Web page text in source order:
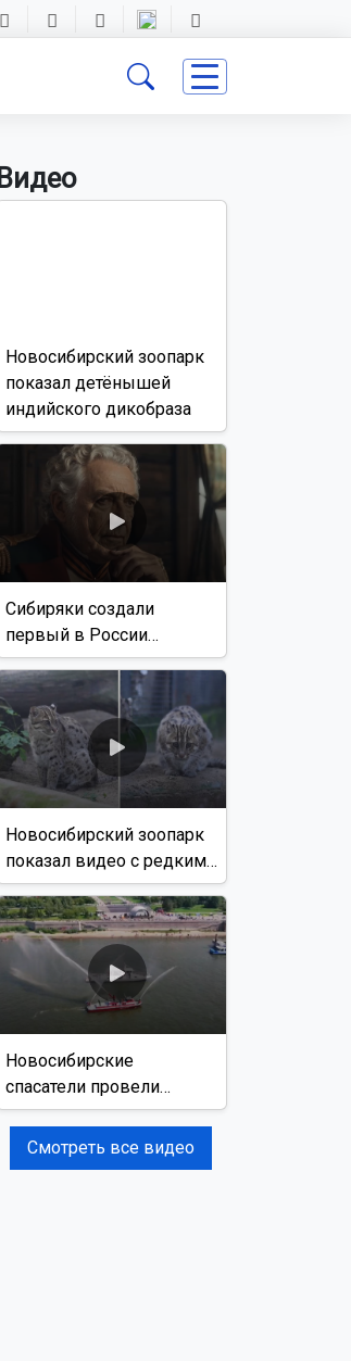
Видео
Новосибирский зоопарк
показал детёнышей
индийского дикобраза
Сибиряки создали
первый в России
документальный фильм
с использованием ИИ
Новосибирский зоопарк
показал видео с редким
виверровым котом
Новосибирские
спасатели провели
учения на реке Обь
Смотреть все видео